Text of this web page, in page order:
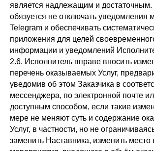
является надлежащим и достаточным.
обязуется не отключать уведомления
Telegram и обеспечивать
приложения для целей
информации и уведомлений
2.6. Исполнитель вправе вносить
перечень оказываемых Услуг,
уведомив об этом Заказчика в
мессенджера, по электронной почте
доступным способом, если такие
мере не меняют суть и содержание
Услуг, в частности, но не
заменить Наставника, изменить место